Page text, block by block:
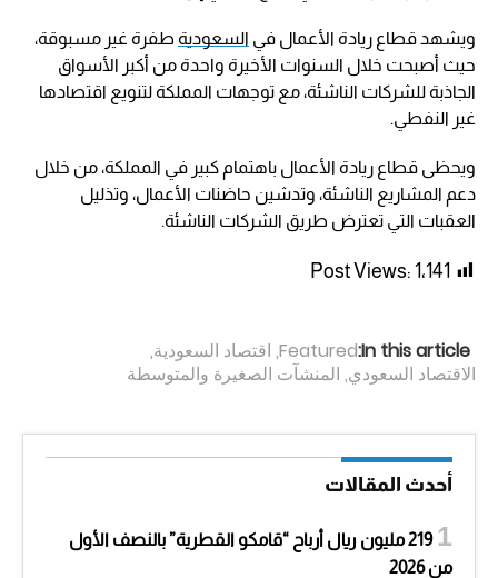
ويشهد قطاع ريادة الأعمال في السعودية طفرة غير مسبوقة،
حيث أصبحت خلال السنوات الأخيرة واحدة من أكبر الأسواق
الجاذبة للشركات الناشئة، مع توجهات المملكة لتنويع اقتصادها
غير النفطي.
ويحظى قطاع ريادة الأعمال باهتمام كبير في المملكة، من خلال
دعم المشاريع الناشئة، وتدشين حاضنات الأعمال، وتذليل
العقبات التي تعترض طريق الشركات الناشئة.
Post Views: 1٬141
In this article:
Featured
, اقتصاد السعودية,
الاقتصاد السعودي, المنشآت الصغيرة والمتوسطة
أحدث المقالات
219 مليون ريال أرباح “قامكو القطرية” بالنصف الأول
من 2026